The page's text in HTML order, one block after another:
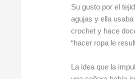
Su gusto por el
agujas y ella
crochet y hace
“hacer ropa le
La idea que la